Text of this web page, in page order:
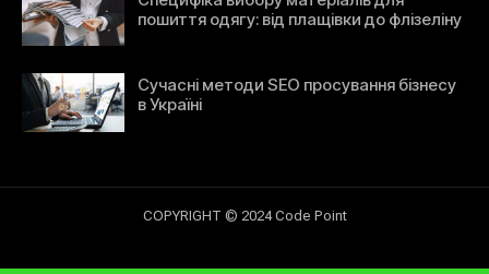
пошиття одягу: від плащівки до флізеліну
Сучасні методи SEO просування бізнесу
в Україні
COPYRIGHT © 2024 Code Point